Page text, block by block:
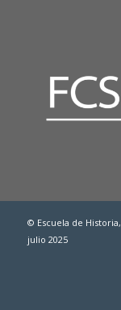
© Escuela de
julio 2025